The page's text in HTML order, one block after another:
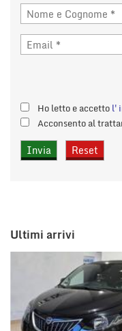
Ho letto e accetto
Acconsento al
Ultimi arrivi
scelte
in
qualsiasi
momento.
Cookie per il
Cookie
Cookie di